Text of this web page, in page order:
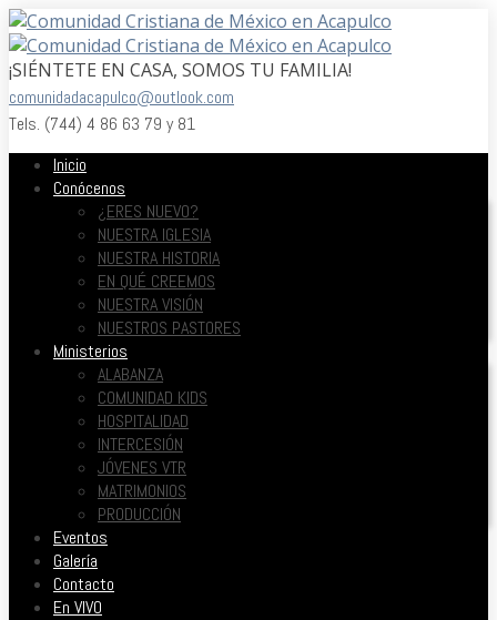
¡SIÉNTETE EN CASA, SOMOS TU FAMILIA!
comunidadacapulco@outlook.com
Tels. (744) 4 86 63 79 y 81
Inicio
Conócenos
¿ERES NUEVO?
NUESTRA IGLESIA
NUESTRA HISTORIA
EN QUÉ CREEMOS
NUESTRA VISIÓN
NUESTROS PASTORES
Ministerios
ALABANZA
COMUNIDAD KIDS
HOSPITALIDAD
INTERCESIÓN
JÓVENES VTR
MATRIMONIOS
PRODUCCIÓN
Eventos
Galería
Contacto
En VIVO